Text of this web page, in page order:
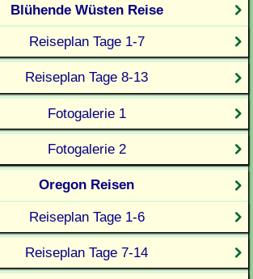
Blühende Wüsten Reise
Reiseplan Tage 1-7
Reiseplan Tage 8-13
Fotogalerie 1
Fotogalerie 2
Oregon Reisen
Reiseplan Tage 1-6
Reiseplan Tage 7-14